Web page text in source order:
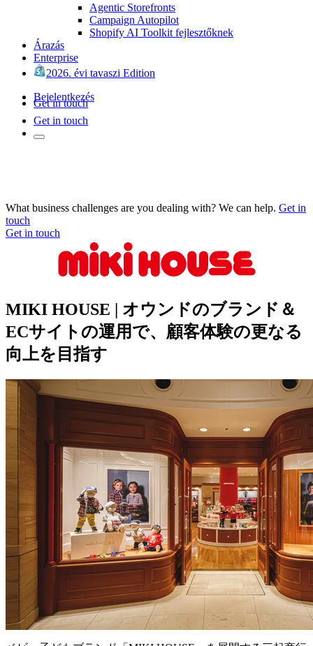
Agentic Storefronts
Campaign Autopilot
Shopify AI Toolkit fejlesztőknek
Árazás
Enterprise
2026. évi tavaszi Edition
Bejelentkezés
Get in touch
Get in touch
What business challenges are you dealing with? We can help. Get in
touch
Get in touch
MIKI HOUSE | オウンドのブランド＆
ECサイトの運用で、顧客体験の更なる
向上を目指す